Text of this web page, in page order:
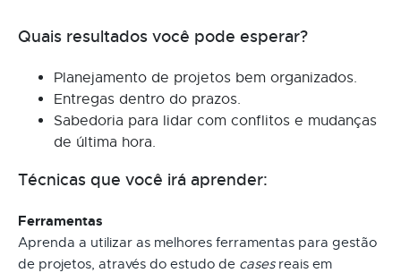
Quais resultados você pode esperar?
Planejamento de projetos bem organizados.
Entregas dentro do prazos.
Sabedoria para lidar com conflitos e mudanças
de última hora.
Técnicas que você irá aprender:
Ferramentas
Aprenda a utilizar as melhores ferramentas para gestão
de projetos, através do estudo de casesreais em